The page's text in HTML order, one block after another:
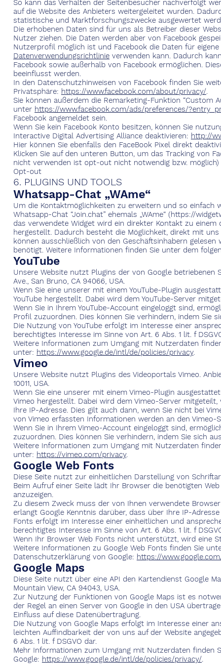
So kann das Verhalten der Seitenbesucher nachverfolgt
auf die Website des Anbieters weitergeleitet wurden.
statistische und Marktforschungszwecke ausgewertet
Die erhobenen Daten sind für uns als Betreiber dieser
Nutzer ziehen. Die Daten werden aber von Facebook
Nutzerprofil möglich ist und Facebook die Daten für
Datenverwendungsrichtlinie verwenden kann. Dadurch
Facebook sowie außerhalb von Facebook ermöglichen.
beeinflusst werden.
In den Datenschutzhinweisen von Facebook finden Sie
Privatsphäre: https://www.facebook.com/about/privacy/.
Sie können außerdem die Remarketing-Funktion “Custom
unter https://www.facebook.com/ads/preferences/
Facebook angemeldet sein.
Wenn Sie kein Facebook Konto besitzen, können Sie
Interactive Digital Advertising Alliance deaktivieren: http://
Hier können Sie ebenfalls den FaceBook Pixel direkt
Klicken Sie auf den unteren Button, um das Tracking von
nicht verwenden ist opt-out nicht notwendig bzw. möglich)
Opt-out
6. PLUGINS UND TOOLS
Whatsapp-Chat „WAme“
Um die Kontaktmöglichkeiten zu erweitern und so einfach
Whatsapp-Chat “Join.chat” ehemals „WAme“ (https://
das verwendete Widget wird ein direkter Kontakt zu
hergestellt. Dadurch besteht die Möglichkeit, direkt mit
können ausschließlich von den Geschäftsinhabern
benötigt. Weitere Informationen finden Sie unter dem
YouTube
Unsere Website nutzt Plugins der von Google betriebenen
Ave., San Bruno, CA 94066, USA.
Wenn Sie eine unserer mit einem YouTube-Plugin
YouTube hergestellt. Dabei wird dem YouTube-Server
Wenn Sie in Ihrem YouTube-Account eingeloggt sind,
Profil zuzuordnen. Dies können Sie verhindern, indem Sie
Die Nutzung von YouTube erfolgt im Interesse einer
berechtigtes Interesse im Sinne von Art. 6 Abs. 1 lit. f
Weitere Informationen zum Umgang mit Nutzerdaten
unter: https://www.google.de/intl/de/policies/privacy.
Vimeo
Unsere Website nutzt Plugins des Videoportals Vimeo.
10011, USA.
Wenn Sie eine unserer mit einem Vimeo-Plugin
Vimeo hergestellt. Dabei wird dem Vimeo-Server
Ihre IP-Adresse. Dies gilt auch dann, wenn Sie nicht bei
von Vimeo erfassten Informationen werden an den Vimeo-
Wenn Sie in Ihrem Vimeo-Account eingeloggt sind,
zuzuordnen. Dies können Sie verhindern, indem Sie sich
Weitere Informationen zum Umgang mit Nutzerdaten
unter: https://vimeo.com/privacy.
Google Web Fonts
Diese Seite nutzt zur einheitlichen Darstellung von
Beim Aufruf einer Seite lädt Ihr Browser die benötigten
anzuzeigen.
Zu diesem Zweck muss der von Ihnen verwendete
erlangt Google Kenntnis darüber, dass über Ihre IP-
Fonts erfolgt im Interesse einer einheitlichen und
berechtigtes Interesse im Sinne von Art. 6 Abs. 1 lit. f
Wenn Ihr Browser Web Fonts nicht unterstützt, wird eine
Weitere Informationen zu Google Web Fonts finden Sie
Datenschutzerklärung von Google: https://
Google Maps
Diese Seite nutzt über eine API den Kartendienst Google
Mountain View, CA 94043, USA.
Zur Nutzung der Funktionen von Google Maps ist es
der Regel an einen Server von Google in den USA
Einfluss auf diese Datenübertragung.
Die Nutzung von Google Maps erfolgt im Interesse einer
leichten Auffindbarkeit der von uns auf der Website
6 Abs. 1 lit. f DSGVO dar.
Mehr Informationen zum Umgang mit Nutzerdaten finden
Google: https://www.google.de/intl/de/policies/privacy/.